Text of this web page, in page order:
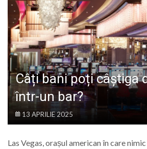
POLITIC
LIFE
Câți bani poți câștiga
într-un bar?
13 APRILIE 2025
Las Vegas, orașul american în care